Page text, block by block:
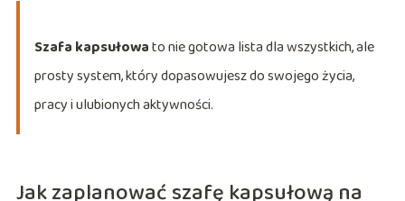
Szafa kapsułowato nie gotowa lista dla wszystkich, ale
prosty system, który dopasowujesz do swojego życia,
pracy i ulubionych aktywności.
Jak zaplanować szafę kapsułową na